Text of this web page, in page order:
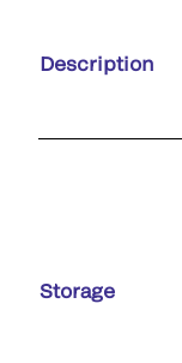
Description
Storage